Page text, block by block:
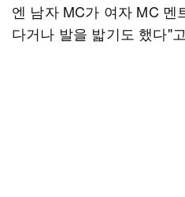
엔 남자 MC가 여자 MC 멘
다거나 발을 밟기도 했다"